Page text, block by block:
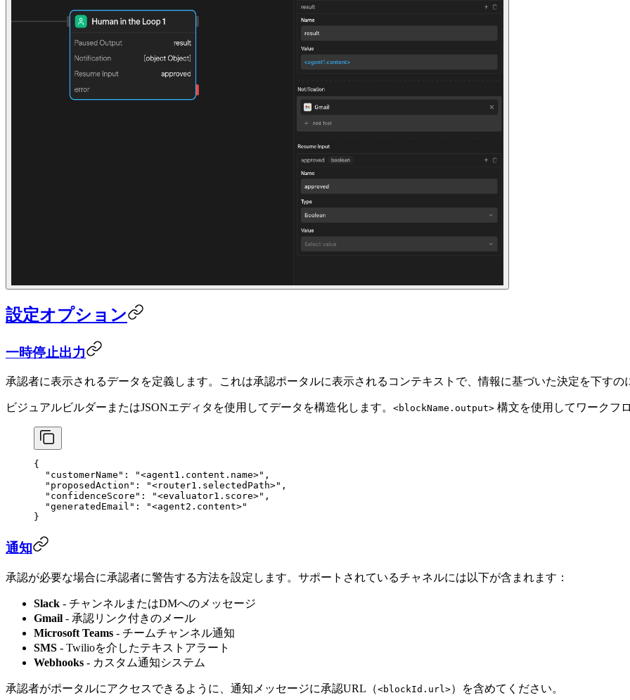
設定オプション
一時停止出力
承認者に表示されるデータを定義します。これは承認ポータルに表示されるコンテキストで、情報に基づいた決定を下すの
ビジュアルビルダーまたはJSONエディタを使用してデータを構造化します。 <blockName.output> 構文を使用してワークフ
{
  "customerName"
: "<agent1.content.name>" ,
  "proposedAction"
: "<router1.selectedPath>" ,
  "confidenceScore"
: "<evaluator1.score>" ,
  "generatedEmail"
:
"<agent2.content>"
}
通知
承認が必要な場合に承認者に警告する方法を設定します。サポートされているチャネルには以下が含まれます：
Slack - チャンネルまたはDMへのメッセージ
Gmail - 承認リンク付きのメール
Microsoft Teams - チームチャンネル通知
SMS - Twilioを介したテキストアラート
Webhooks - カスタム通知システム
承認者がポータルにアクセスできるように、通知メッセージに承認URL（<blockId.url>）を含めてください。